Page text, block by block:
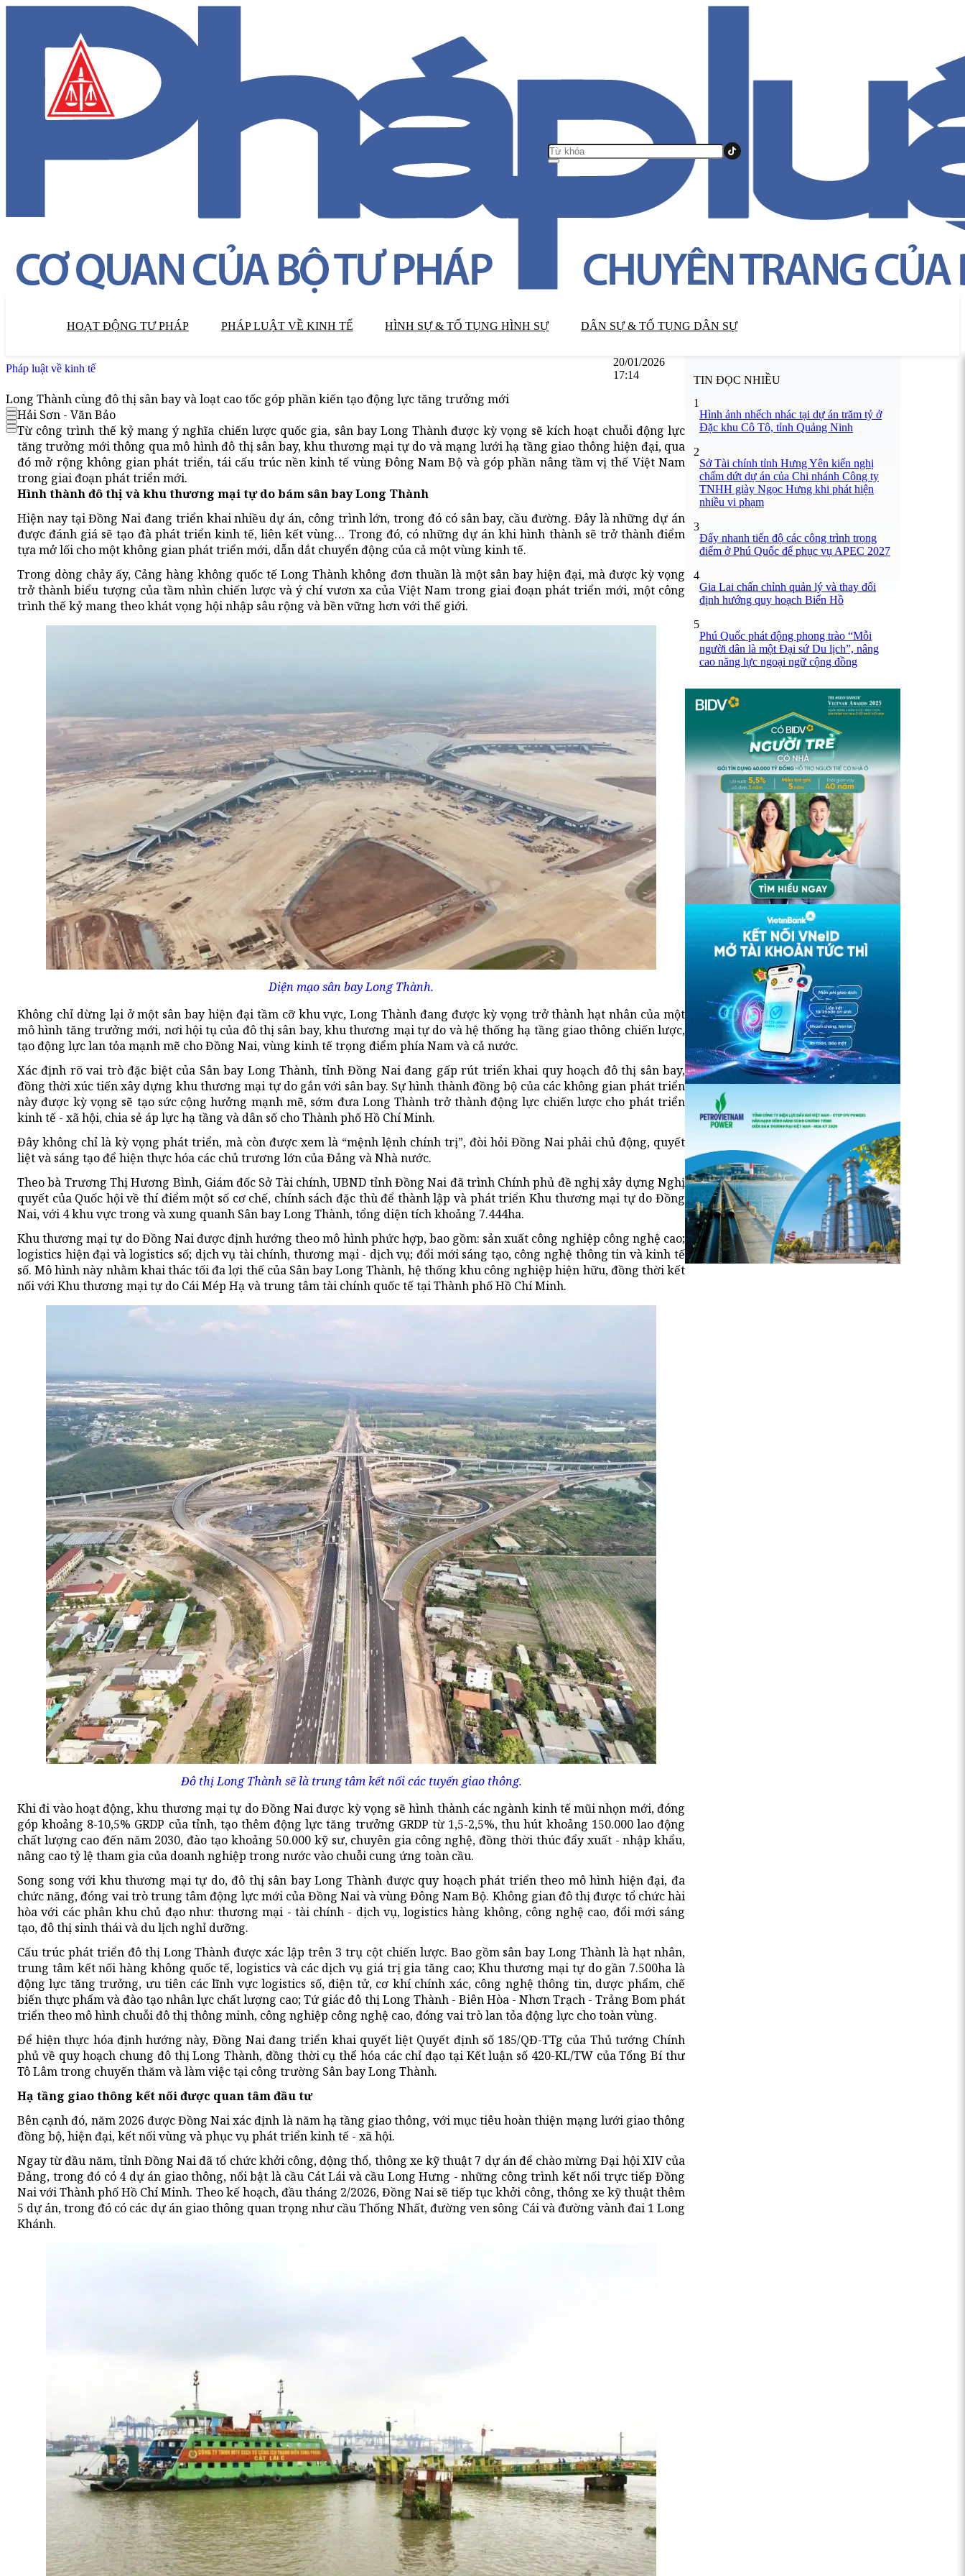
HOẠT ĐỘNG TƯ PHÁP PHÁP LUẬT VỀ KINH TẾ HÌNH SỰ & TỐ TỤNG HÌNH SỰ DÂN SỰ & TỐ TỤNG DÂN SỰ
Pháp luật về kinh tế
20/01/2026
17:14
Long Thành cùng đô thị sân bay và loạt cao tốc góp phần kiến tạo động lực tăng trưởng mới
Hải Sơn - Văn Bảo
Từ công trình thế kỷ mang ý nghĩa chiến lược quốc gia, sân bay Long Thành được kỳ vọng sẽ kích hoạt chuỗi động lực
tăng trưởng mới thông qua mô hình đô thị sân bay, khu thương mại tự do và mạng lưới hạ tầng giao thông hiện đại, qua
đó mở rộng không gian phát triển, tái cấu trúc nền kinh tế vùng Đông Nam Bộ và góp phần nâng tầm vị thế Việt Nam
trong giai đoạn phát triển mới.
Hình thành đô thị và khu thương mại tự do bám sân bay Long Thành
Hiện nay tại Đồng Nai đang triển khai nhiều dự án, công trình lớn, trong đó có sân bay, cầu đường. Đây là những dự án
được đánh giá sẽ tạo đà phát triển kinh tế, liên kết vùng… Trong đó, có những dự án khi hình thành sẽ trở thành điểm
tựa mở lối cho một không gian phát triển mới, dẫn dắt chuyển động của cả một vùng kinh tế.
Trong dòng chảy ấy, Cảng hàng không quốc tế Long Thành không đơn thuần là một sân bay hiện đại, mà được kỳ vọng
trở thành biểu tượng của tầm nhìn chiến lược và ý chí vươn xa của Việt Nam trong giai đoạn phát triển mới, một công
trình thế kỷ mang theo khát vọng hội nhập sâu rộng và bền vững hơn với thế giới.
Diện mạo sân bay Long Thành.
Không chỉ dừng lại ở một sân bay hiện đại tầm cỡ khu vực, Long Thành đang được kỳ vọng trở thành hạt nhân của một
mô hình tăng trưởng mới, nơi hội tụ của đô thị sân bay, khu thương mại tự do và hệ thống hạ tầng giao thông chiến lược,
tạo động lực lan tỏa mạnh mẽ cho Đồng Nai, vùng kinh tế trọng điểm phía Nam và cả nước.
Xác định rõ vai trò đặc biệt của Sân bay Long Thành, tỉnh Đồng Nai đang gấp rút triển khai quy hoạch đô thị sân bay,
đồng thời xúc tiến xây dựng khu thương mại tự do gắn với sân bay. Sự hình thành đồng bộ của các không gian phát triển
này được kỳ vọng sẽ tạo sức cộng hưởng mạnh mẽ, sớm đưa Long Thành trở thành động lực chiến lược cho phát triển
kinh tế - xã hội, chia sẻ áp lực hạ tầng và dân số cho Thành phố Hồ Chí Minh.
Đây không chỉ là kỳ vọng phát triển, mà còn được xem là “mệnh lệnh chính trị”, đòi hỏi Đồng Nai phải chủ động, quyết
liệt và sáng tạo để hiện thực hóa các chủ trương lớn của Đảng và Nhà nước.
Theo bà Trương Thị Hương Bình, Giám đốc Sở Tài chính, UBND tỉnh Đồng Nai đã trình Chính phủ đề nghị xây dựng Nghị
quyết của Quốc hội về thí điểm một số cơ chế, chính sách đặc thù để thành lập và phát triển Khu thương mại tự do Đồng
Nai, với 4 khu vực trong và xung quanh Sân bay Long Thành, tổng diện tích khoảng 7.444ha.
Khu thương mại tự do Đồng Nai được định hướng theo mô hình phức hợp, bao gồm: sản xuất công nghiệp công nghệ cao;
logistics hiện đại và logistics số; dịch vụ tài chính, thương mại - dịch vụ; đổi mới sáng tạo, công nghệ thông tin và kinh tế
số. Mô hình này nhằm khai thác tối đa lợi thế của Sân bay Long Thành, hệ thống khu công nghiệp hiện hữu, đồng thời kết
nối với Khu thương mại tự do Cái Mép Hạ và trung tâm tài chính quốc tế tại Thành phố Hồ Chí Minh.
Đô thị Long Thành sẽ là trung tâm kết nối các tuyến giao thông.
Khi đi vào hoạt động, khu thương mại tự do Đồng Nai được kỳ vọng sẽ hình thành các ngành kinh tế mũi nhọn mới, đóng
góp khoảng 8-10,5% GRDP của tỉnh, tạo thêm động lực tăng trưởng GRDP từ 1,5-2,5%, thu hút khoảng 150.000 lao động
chất lượng cao đến năm 2030, đào tạo khoảng 50.000 kỹ sư, chuyên gia công nghệ, đồng thời thúc đẩy xuất - nhập khẩu,
nâng cao tỷ lệ tham gia của doanh nghiệp trong nước vào chuỗi cung ứng toàn cầu.
Song song với khu thương mại tự do, đô thị sân bay Long Thành được quy hoạch phát triển theo mô hình hiện đại, đa
chức năng, đóng vai trò trung tâm động lực mới của Đồng Nai và vùng Đông Nam Bộ. Không gian đô thị được tổ chức hài
hòa với các phân khu chủ đạo như: thương mại - tài chính - dịch vụ, logistics hàng không, công nghệ cao, đổi mới sáng
tạo, đô thị sinh thái và du lịch nghỉ dưỡng.
Cấu trúc phát triển đô thị Long Thành được xác lập trên 3 trụ cột chiến lược. Bao gồm sân bay Long Thành là hạt nhân,
trung tâm kết nối hàng không quốc tế, logistics và các dịch vụ giá trị gia tăng cao; Khu thương mại tự do gần 7.500ha là
động lực tăng trưởng, ưu tiên các lĩnh vực logistics số, điện tử, cơ khí chính xác, công nghệ thông tin, dược phẩm, chế
biến thực phẩm và đào tạo nhân lực chất lượng cao; Tứ giác đô thị Long Thành - Biên Hòa - Nhơn Trạch - Trảng Bom phát
triển theo mô hình chuỗi đô thị thông minh, công nghiệp công nghệ cao, đóng vai trò lan tỏa động lực cho toàn vùng.
Để hiện thực hóa định hướng này, Đồng Nai đang triển khai quyết liệt Quyết định số 185/QĐ-TTg của Thủ tướng Chính
phủ về quy hoạch chung đô thị Long Thành, đồng thời cụ thể hóa các chỉ đạo tại Kết luận số 420-KL/TW của Tổng Bí thư
Tô Lâm trong chuyến thăm và làm việc tại công trường Sân bay Long Thành.
Hạ tầng giao thông kết nối được quan tâm đầu tư
Bên cạnh đó, năm 2026 được Đồng Nai xác định là năm hạ tầng giao thông, với mục tiêu hoàn thiện mạng lưới giao thông
đồng bộ, hiện đại, kết nối vùng và phục vụ phát triển kinh tế - xã hội.
Ngay từ đầu năm, tỉnh Đồng Nai đã tổ chức khởi công, động thổ, thông xe kỹ thuật 7 dự án để chào mừng Đại hội XIV của
Đảng, trong đó có 4 dự án giao thông, nổi bật là cầu Cát Lái và cầu Long Hưng - những công trình kết nối trực tiếp Đồng
Nai với Thành phố Hồ Chí Minh. Theo kế hoạch, đầu tháng 2/2026, Đồng Nai sẽ tiếp tục khởi công, thông xe kỹ thuật thêm
5 dự án, trong đó có các dự án giao thông quan trọng như cầu Thống Nhất, đường ven sông Cái và đường vành đai 1 Long
Khánh.
TIN ĐỌC NHIỀU
1
Hình ảnh nhếch nhác tại dự án trăm tỷ ở
Đặc khu Cô Tô, tỉnh Quảng Ninh
2
Sở Tài chính tỉnh Hưng Yên kiến nghị
chấm dứt dự án của Chi nhánh Công ty
TNHH giày Ngọc Hưng khi phát hiện
nhiều vi phạm
3
Đẩy nhanh tiến độ các công trình trọng
điểm ở Phú Quốc để phục vụ APEC 2027
4
Gia Lai chấn chỉnh quản lý và thay đổi
định hướng quy hoạch Biển Hồ
5
Phú Quốc phát động phong trào “Mỗi
người dân là một Đại sứ Du lịch”, nâng
cao năng lực ngoại ngữ cộng đồng